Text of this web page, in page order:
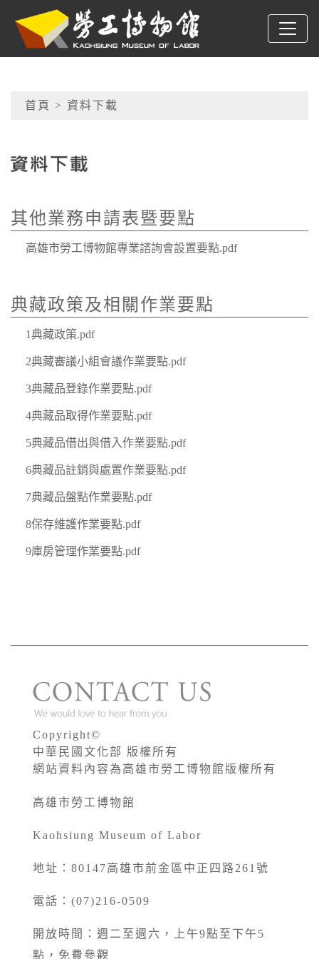
跳到主要內容
高雄市勞工博物館
網頁導覽
首頁 > 資料下載
其他業務申請表暨要點
典藏政策及相關作業要點
Copyright©
中華民國文化部 版權所有
網站資料內容為高雄市勞工博物館版權所有
高雄市勞工博物館
Kaohsiung Museum of Labor
地址：80147高雄市前金區中正四路261號
電話：(07)216-0509
開放時間：週二至週六，上午9點至下午5
點，免費參觀